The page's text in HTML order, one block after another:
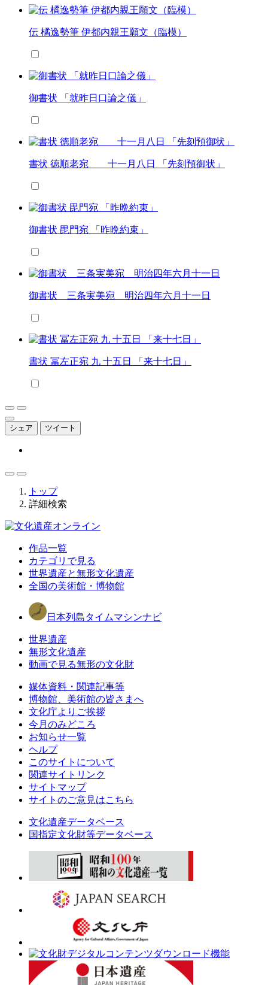
伝 橘逸勢筆 伊都内親王願文（臨模）
御書状 「就昨日口論之儀」
書状 徳順老宛 十一月八日 「先刻預御状」
御書状 毘門宛 「昨晩約束」
御書状 三条実美宛 明治四年六月十一日
書状 冨左正宛 九 十五日 「来十七日」
シェア ツイート
トップ
詳細検索
作品一覧
カテゴリで見る
世界遺産と無形文化遺産
全国の美術館・博物館
日本列島タイムマシンナビ
世界遺産
無形文化遺産
動画で見る無形の文化財
媒体資料・関連記事等
博物館、美術館の皆さまへ
文化庁よりご挨拶
今月のみどころ
お知らせ一覧
ヘルプ
このサイトについて
関連サイトリンク
サイトマップ
サイトのご意見はこちら
文化遺産データベース
国指定文化財等データベース